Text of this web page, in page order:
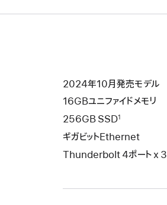
2024年10月発売モデル
16GBユニファイドメモリ
256GB SSD1
ギガビットEthernet
Thunderbolt 4ポート x 3